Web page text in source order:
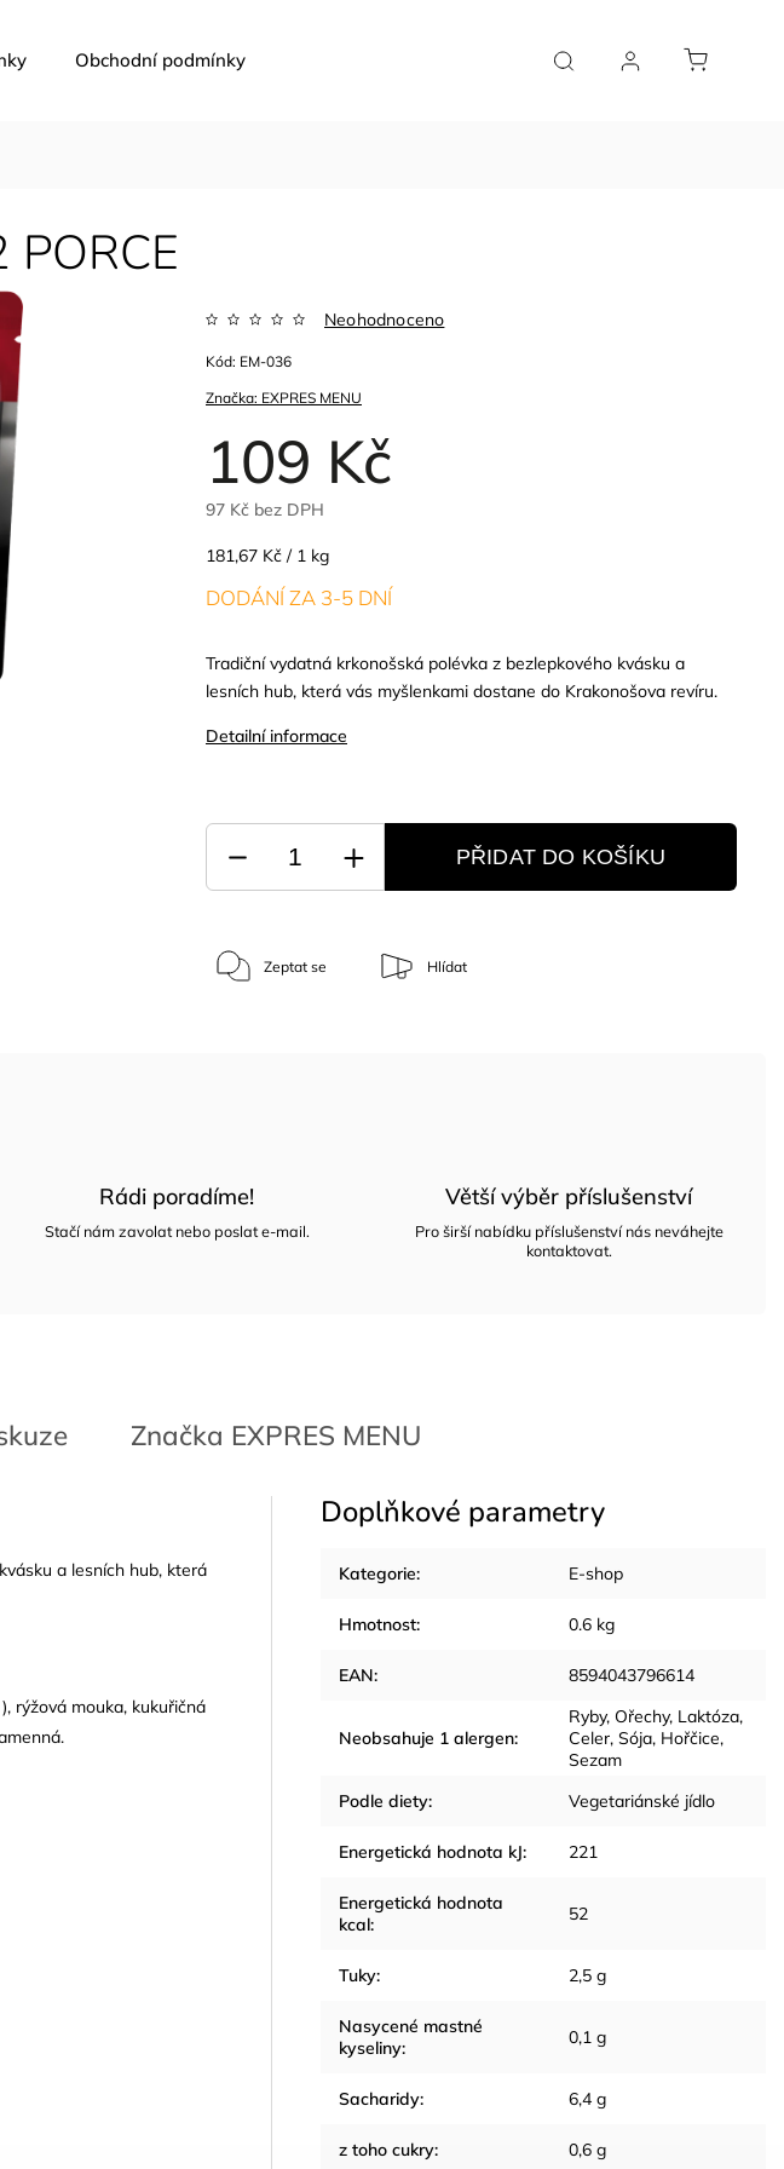
Obchodní podmínky
PORCE
Značka: EXPRES MENU
Neohodnoceno
109 Kč
97 Kč bez DPH
181,67 Kč / 1 kg
Kód: EM-036
Tradiční vydatná krkonošská polévka z bezlepkového kvásku a
lesních hub, která vás myšlenkami dostane do Krakonošova revíru.
Detailní informace
DODÁNÍ ZA 3-5 DNÍ
PŘIDAT DO KOŠÍKU
Zeptat se Hlídat
Rádi poradíme!
Stačí nám zavolat nebo poslat e-mail.
Větší výběr příslušenství
Pro širší nabídku příslušenství nás neváhejte
kontaktovat.
Značka EXPRES MENU
a lesních hub, která
rýžová mouka, kukuřičná
Doplňkové parametry
Kategorie: E-shop
Hmotnost: 0.6 kg
EAN: 8594043796614
Neobsahuje 1 alergen:
Ryby, Ořechy, Laktóza,
Celer, Sója, Hořčice,
Sezam
Podle diety: Vegetariánské jídlo
Energetická hodnota kJ: 221
Energetická hodnota
kcal: 52
Tuky: 2,5 g
Nasycené mastné
kyseliny: 0,1 g
Sacharidy: 6,4 g
z toho cukry: 0,6 g